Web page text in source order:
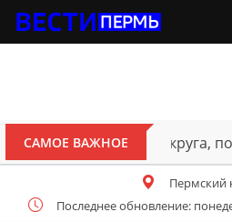
САМОЕ ВАЖНОЕ
Октябрьского округа,
Пермский
Последнее обновление: